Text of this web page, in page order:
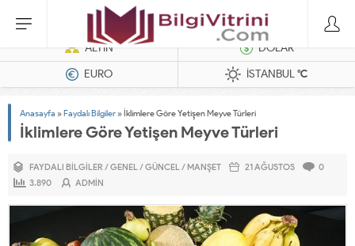
Dizel Jeneratörler
ALTIN
DOLAR
EURO
İSTANBUL°C
Anasayfa »Faydalı Bilgiler »İklimlere Göre Yetişen Meyve Türleri
İklimlere Göre Yetişen Meyve Türleri
FAYDALI BILGILER /GENEL/GÜNCEL/ MANŞET 21 AĞUSTOS
0
3.890
ADMIN